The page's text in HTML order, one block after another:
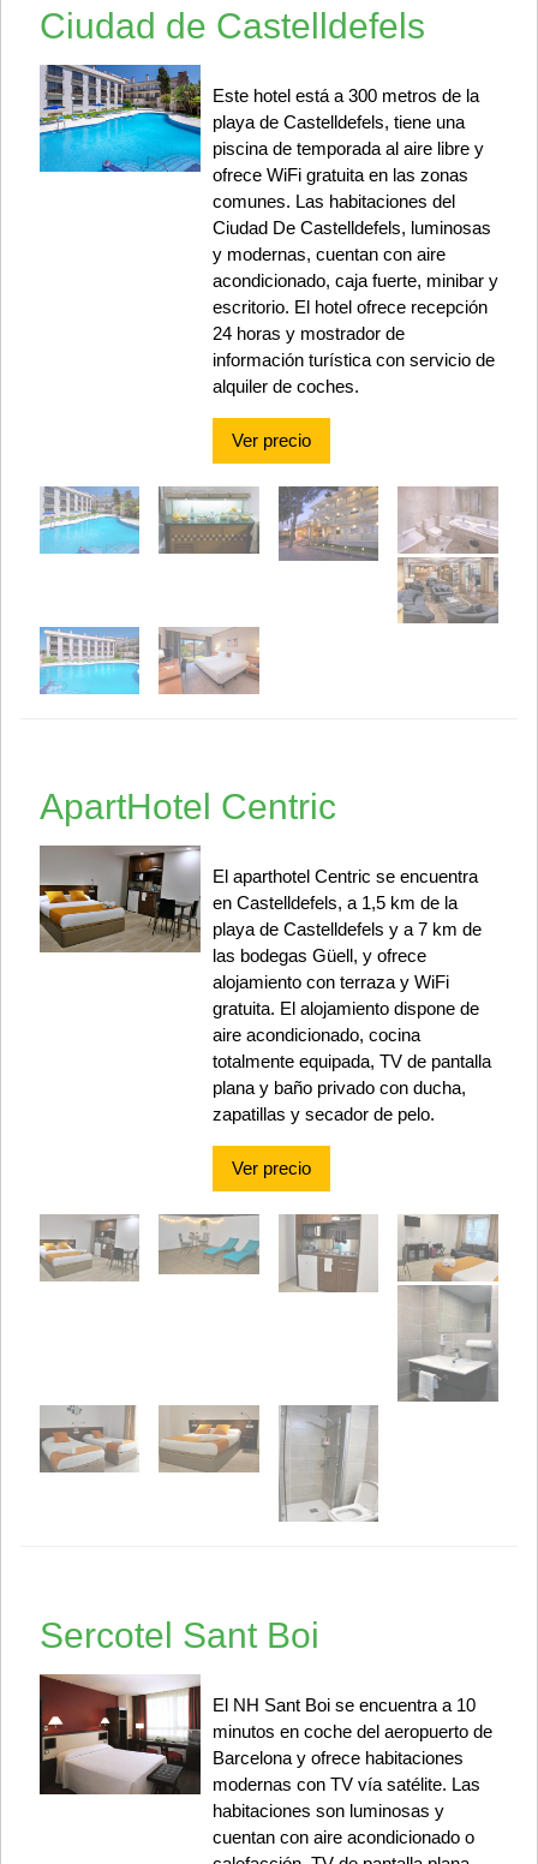
Ciudad de Castelldefels
Este hotel está a 300 metros de la
playa de Castelldefels, tiene una
piscina de temporada al aire libre y
ofrece WiFi gratuita en las zonas
comunes. Las habitaciones del
Ciudad De Castelldefels, luminosas
y modernas, cuentan con aire
acondicionado, caja fuerte, minibar y
escritorio. El hotel ofrece recepción
24 horas y mostrador de
información turística con servicio de
alquiler de coches.
Ver precio
ApartHotel Centric
El aparthotel Centric se encuentra
en Castelldefels, a 1,5 km de la
playa de Castelldefels y a 7 km de
las bodegas Güell, y ofrece
alojamiento con terraza y WiFi
gratuita. El alojamiento dispone de
aire acondicionado, cocina
totalmente equipada, TV de pantalla
plana y baño privado con ducha,
zapatillas y secador de pelo.
Ver precio
Sercotel Sant Boi
El NH Sant Boi se encuentra a 10
minutos en coche del aeropuerto de
Barcelona y ofrece habitaciones
modernas con TV vía satélite. Las
habitaciones son luminosas y
cuentan con aire acondicionado o